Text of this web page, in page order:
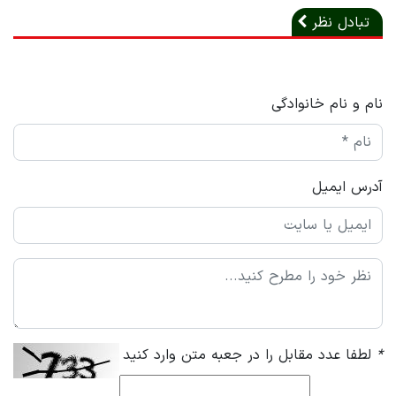
تبادل نظر
نام و نام خانوادگی
آدرس ایمیل
* لطفا عدد مقابل را در جعبه متن وارد کنید